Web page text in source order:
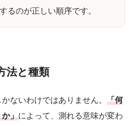
るのが正しい順序です。
法と種類
ないわけではありません。「何
か」によって、測れる意味が変わ